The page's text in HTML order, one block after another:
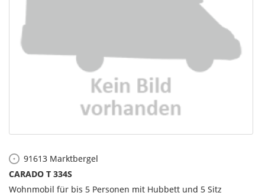
91613 Marktbergel
CARADO T 334S
Wohnmobil für bis 5 Personen mit Hubbett und 5 Sitz